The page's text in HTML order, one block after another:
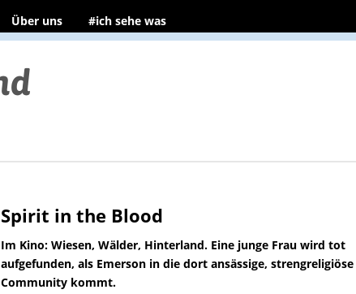
Über uns #ich sehe was
Spirit in the Blood
Im Kino: Wiesen, Wälder, Hinterland. Eine junge Frau wird tot
aufgefunden, als Emerson in die dort ansässige, strengreligiöse
Community kommt.